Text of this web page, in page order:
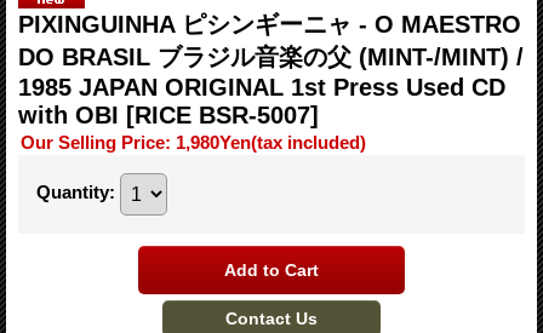
PIXINGUINHA ピシンギーニャ - O MAESTRO
DO BRASIL ブラジル音楽の父 (MINT-/MINT) /
1985 JAPAN ORIGINAL 1st Press Used CD
with OBI [RICE BSR-5007]
Our Selling Price: 1,980Yen(tax included)
Quantity: